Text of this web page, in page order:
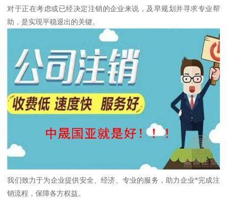
对于正在考虑或已经决定注销的企业来说，及早规划并寻求专业帮
助，是实现平稳退出的关键。
我们致力于为企业提供安全、经济、专业的服务，助力企业*完成注
销流程，保障各方权益。